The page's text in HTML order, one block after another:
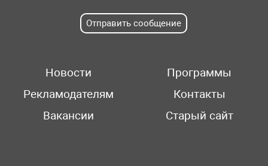
Отправить сообщение
Новости
Программы
Рекламодателям
Контакты
Вакансии
Старый сайт